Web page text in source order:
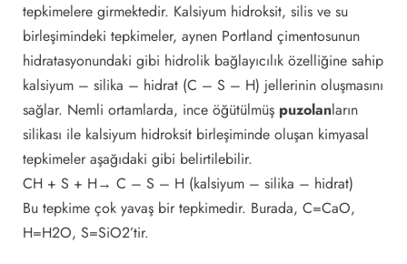
tepkimelere girmektedir. Kalsiyum hidroksit, silis ve su
birleşimindeki tepkimeler, aynen Portland çimentosunun
hidratasyonundaki gibi hidrolik bağlayıcılık özelliğine sahip
kalsiyum – silika – hidrat (C – S – H) jellerinin oluşmasını
sağlar. Nemli ortamlarda, ince öğütülmüş puzolanların
silikası ile kalsiyum hidroksit birleşiminde oluşan kimyasal
tepkimeler aşağıdaki gibi belirtilebilir.
CH + S + H→ C – S – H (kalsiyum – silika – hidrat)
Bu tepkime çok yavaş bir tepkimedir. Burada, C=CaO,
H=H2O, S=SiO2’tir.